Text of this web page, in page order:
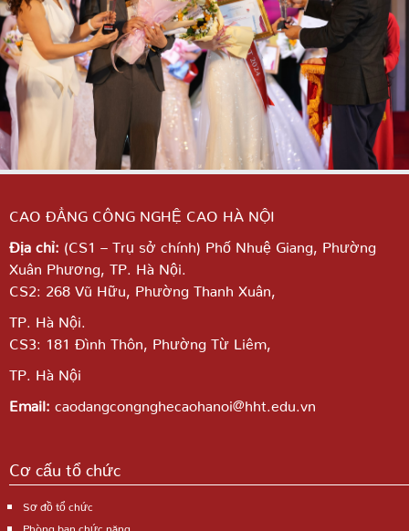
CAO ĐẲNG CÔNG NGHỆ CAO HÀ NỘI
Địa chỉ: (CS1 – Trụ sở chính) Phố Nhuệ Giang, Phường
Xuân Phương, TP. Hà Nội.
CS2: 268 Vũ Hữu, Phường Thanh Xuân,
TP. Hà Nội.
CS3: 181 Đình Thôn, Phường Từ Liêm,
TP. Hà Nội
Email: caodangcongnghecaohanoi@hht.edu.vn
Cơ cấu tổ chức
Sơ đồ tổ chức
Phòng ban chức năng